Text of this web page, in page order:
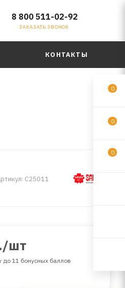
8 800 511-02-92
ЗАКАЗАТЬ ЗВОНОК
КОНТАКТЫ
C25011
/шт
до 11 бонусных баллов
0
0
0